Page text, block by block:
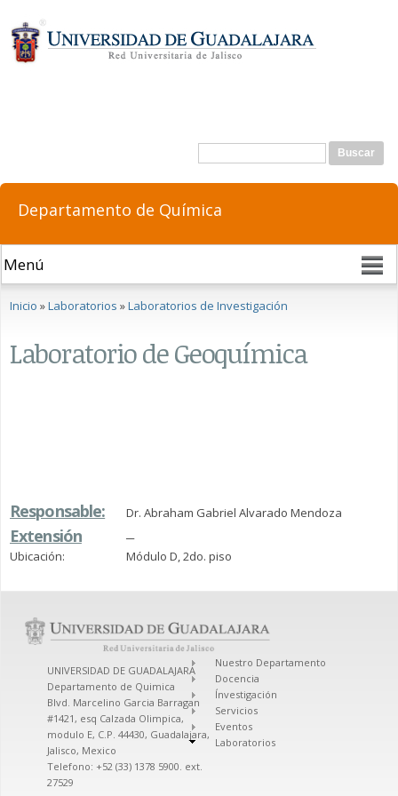
principal
Formulario de búsqueda
Buscar
Departamento de Química
Se encuentra usted aquí
Inicio »Laboratorios »Laboratorios de Investigación
Laboratorio de Geoquímica
Responsable: Dr. Abraham Gabriel Alvarado Mendoza
Extensión
─
Ubicación:
Módulo D, 2do. piso
UNIVERSIDAD DE GUADALAJARA
Departamento de Quimica
Blvd. Marcelino Garcia Barragan
#1421, esq Calzada Olimpica,
modulo E, C.P. 44430, Guadalajara,
Jalisco, Mexico
Telefono: +52 (33) 1378 5900. ext.
27529
Nuestro Departamento
Docencia
Ínvestigación
Servicios
Eventos
Laboratorios